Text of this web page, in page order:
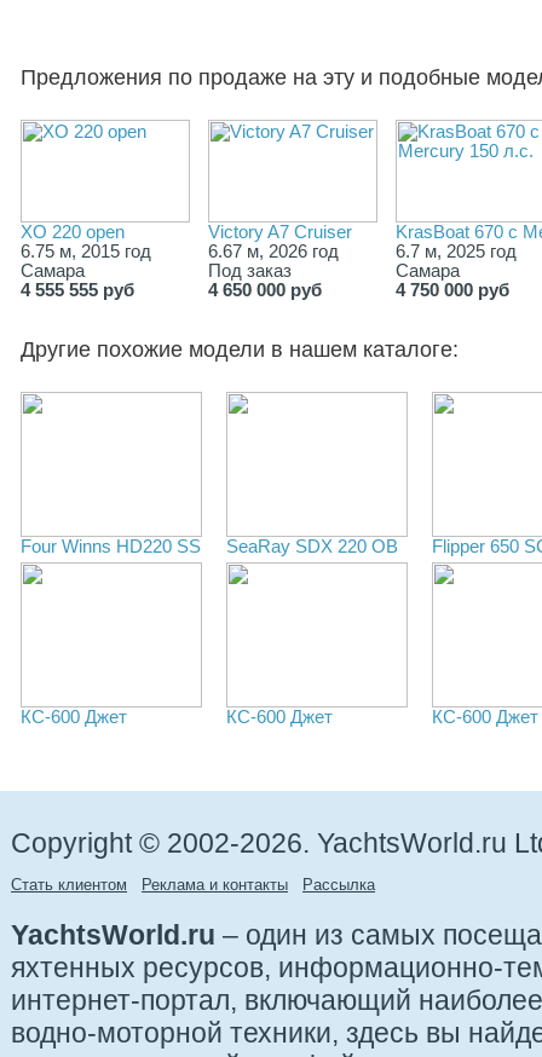
Предложения по продаже на эту и подобные
XO 220 open
6.75 м, 2015 год
Самара
4 555 555 руб
Victory A7 Cruiser
6.67 м, 2026 год
Под заказ
4 650 000 руб
KrasBoat 670 c
6.7 м, 2025 год
Самара
4 750 000 руб
Другие похожие модели в нашем каталоге:
Four Winns HD220 SS SeaRay SDX 220 OB Flipper 650
КС-600 Джет КС-600 Джет КС-600 Джет
Copyright © 2002-2026. YachtsWorld.ru
Стать клиентом Реклама и контакты Рассылка
YachtsWorld.ru – один из самых
яхтенных ресурсов, информационно-
интернет-портал, включающий
водно-моторной техники, здесь вы